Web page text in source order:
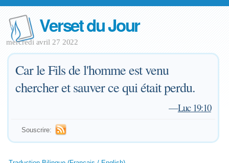
Verset du Jour
mercredi avril 27 2022
Car le Fils de l'homme est venu
chercher et sauver ce qui était perdu.
—Luc 19:10
Souscrire: